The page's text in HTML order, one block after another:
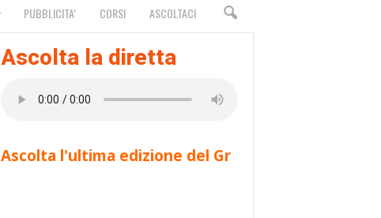
PUBBLICITA’ CORSI ASCOLTACI
Ascolta la diretta
Ascolta l'ultima edizione del Gr